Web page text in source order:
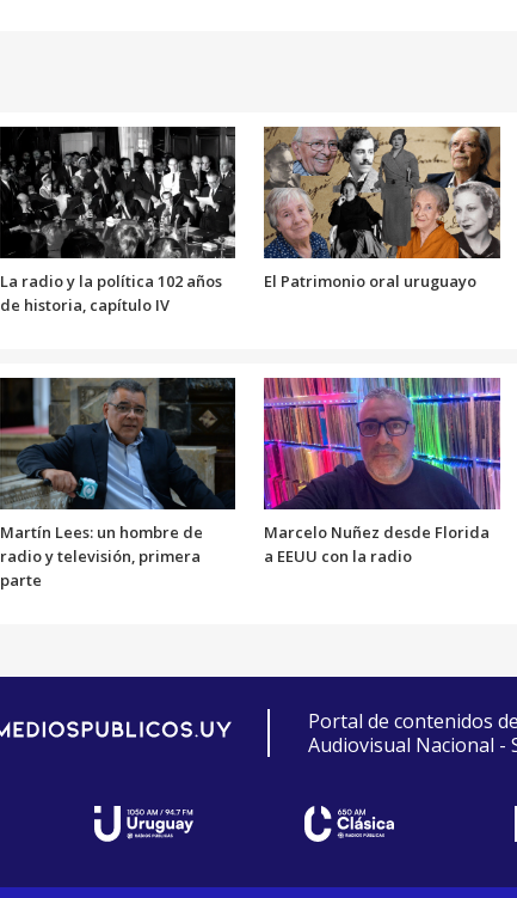
La radio y la política 102 años
de historia, capítulo IV
El Patrimonio oral uruguayo
Martín Lees: un hombre de
radio y televisión, primera
parte
Marcelo Nuñez desde Florida
a EEUU con la radio
Portal de contenidos
Audiovisual Nacional -